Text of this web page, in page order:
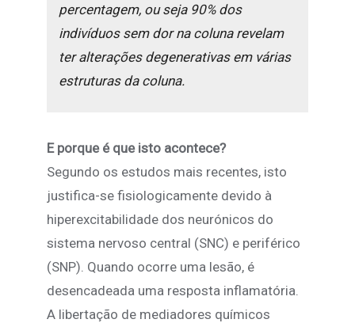
percentagem, ou seja 90% dos
indivíduos sem dor na coluna revelam
ter alterações degenerativas em várias
estruturas da coluna.
E porque é que isto acontece?
Segundo os estudos mais recentes, isto
justifica-se fisiologicamente devido à
hiperexcitabilidade dos neurónicos do
sistema nervoso central (SNC) e periférico
(SNP). Quando ocorre uma lesão, é
desencadeada uma resposta inflamatória.
A libertação de mediadores químicos